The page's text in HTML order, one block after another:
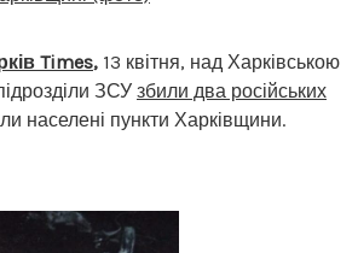
Times, 13 квітня, над Харківською
ЗСУ збили два російських
населені пункти Харківщини.